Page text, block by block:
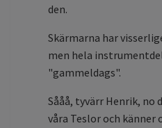
den.
Skärmarna har
men hela
"gammeldags".
Sååå, tyvärr Henrik, no
våra Teslor och känner